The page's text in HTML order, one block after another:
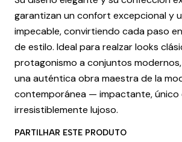
garantizan un confort excepcional y
impecable, convirtiendo cada paso
de estilo. Ideal para realzar looks
protagonismo a conjuntos
una auténtica obra maestra de la
contemporánea — impactante, único
irresistiblemente lujoso.
PARTILHAR ESTE PRODUTO